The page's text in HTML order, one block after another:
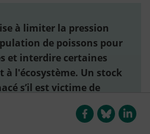
à limiter la pression
de poissons pour
et interdire certaines
l'écosystème. Un stock
s’il est victime de
ne peut pas se
habitat disparait. Une